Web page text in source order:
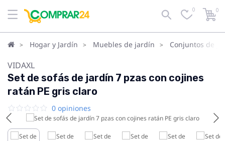
0 0
Hogar y Jardín Muebles de jardín Conjuntos de
VIDAXL
Set de sofás de jardín 7 pzas con cojines
ratán PE gris claro
0 opiniones